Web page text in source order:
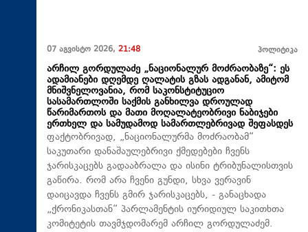
07 აგვისტო 2026, 21:48 პოლიტიკა
არჩილ გორდულაძე „ნაციონალურ მოძრაობაზე“: ეს
ადამიანები დღემდე ღალატის გზას ადგანან, ამიტომ
მნიშვნელოვანია, რომ საკონსტიტუციო
სასამართლოში საქმის განხილვა დროულად
წარიმართოს და მათი მოღალატეობრივი ნაბიჯები
ერთხელ და სამუდამოდ სამართლებრივად შეფასდეს
ფაქტობრივად, „ნაციონალურმა მოძრაობამ“
საკუთარი დანაშაულებრივი ქმედებები ჩვენს
ჯარისკაცებს გადააბრალა და ისინი ტრიბუნალისთვის
გაწირა. რომ არა ჩვენი გუნდი, სხვა ვერავინ
დაიცავდა ჩვენს გმირ ჯარისკაცებს, - განაცხადა
„ქრონიკასთან“ პარლამენტის იურიდიულ საკითხთა
კომიტეტის თავმჯდომარემ არჩილ გორდულაძემ.